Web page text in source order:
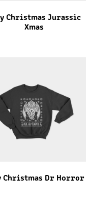
Christmas Jurassic
Xmas
Christmas Dr Horror